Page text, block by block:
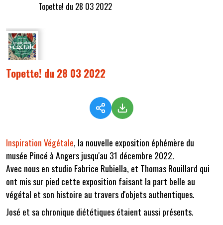
Topette! du 28 03 2022
Topette! du 28 03 2022
Inspiration Végétale, la nouvelle exposition éphémère du
musée Pincé à Angers jusqu'au 31 décembre 2022.
Avec nous en studio Fabrice Rubiella, et Thomas Rouillard qui
ont mis sur pied cette exposition faisant la part belle au
végétal et son histoire au travers d'objets authentiques.
José et sa chronique diététiques étaient aussi présents.